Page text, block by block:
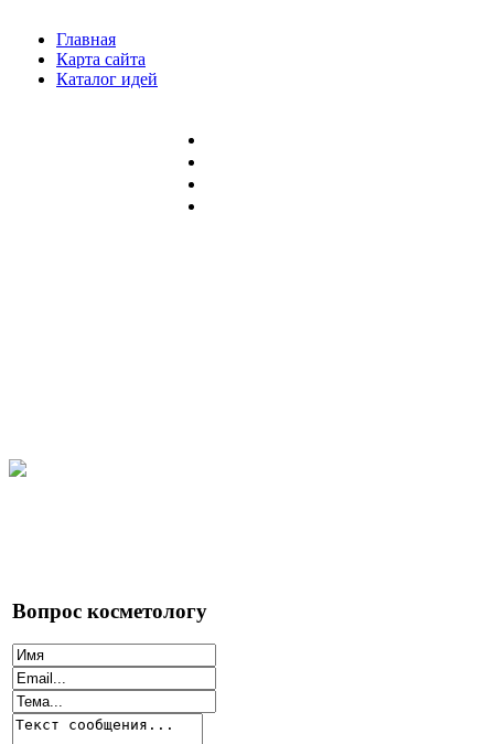
Главная
Карта сайта
Каталог идей
Вопрос косметологу